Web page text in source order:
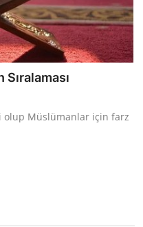
olup Müslümanlar için farz